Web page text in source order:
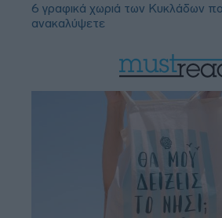
6 γραφικά χωριά των Κυκλάδων
ανακαλύψετε